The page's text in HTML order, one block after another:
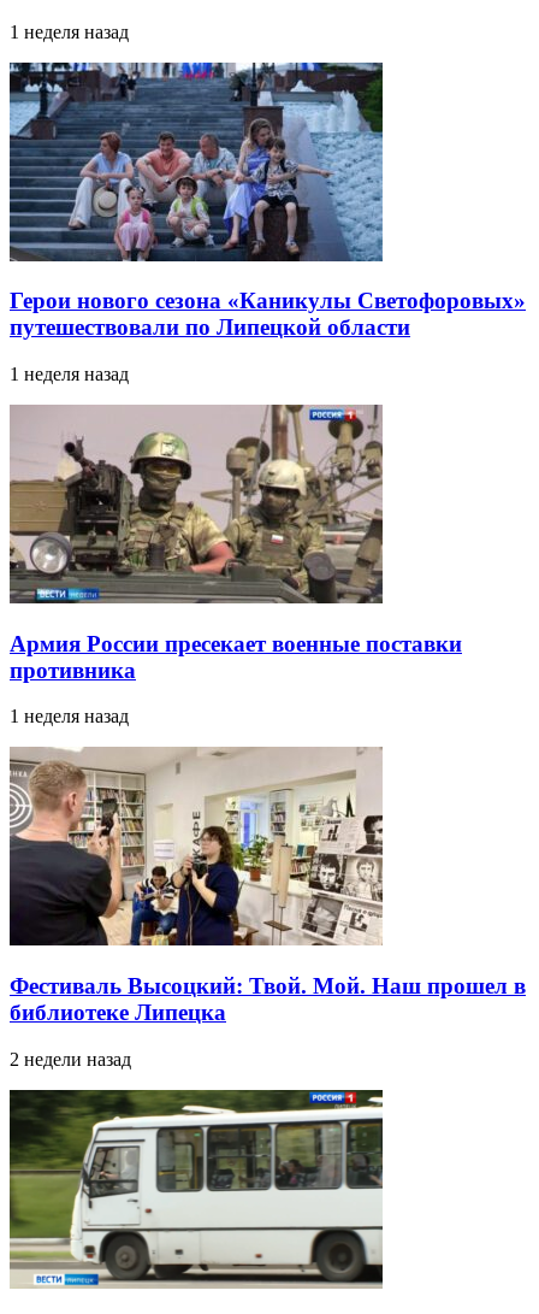
1 неделя назад
Герои нового сезона «Каникулы Светофоровых»
путешествовали по Липецкой области
1 неделя назад
Армия России пресекает военные поставки
противника
1 неделя назад
Фестиваль Высоцкий: Твой. Мой. Наш прошел в
библиотеке Липецка
2 недели назад